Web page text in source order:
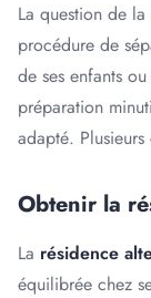
La question de la
procédure de
de ses enfants
préparation
adapté.
Obtenir la
La résidence
équilibrée chez